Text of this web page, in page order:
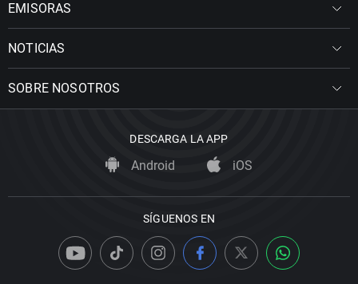
EMISORAS
NOTICIAS
SOBRE NOSOTROS
DESCARGA LA APP
Android iOS
SÍGUENOS EN